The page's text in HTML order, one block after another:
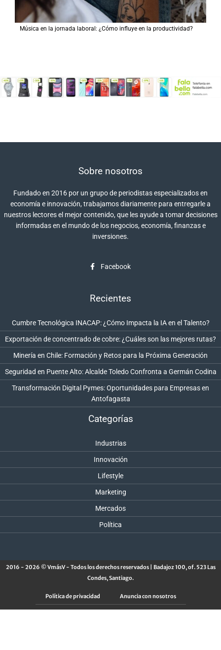
Música en la jornada laboral: ¿Cómo influye en la productividad?
Sobre nosotros
Fundado en 2016 por un grupo de periodistas especializados en
economía e innovación, trabajamos diariamente para entregarle a
nuestros lectores el mejor contenido, que les ayude a tomar decisiones
informadas en el mundo de los negocios, economía, finanzas e
inversiones.
Facebook
Recientes
Cumbre Tecnológica INACAP: ¿Cómo Impacta la IA en el Talento?
Exportación de concentrado de cobre: ¿Cuáles son las mejores rutas?
Minería en Chile: Formación y Retos para la Próxima Generación
Seguridad en Puente Alto: Alcalde Toledo Confronta a Germán Codina
Transformación Digital Pymes: Oportunidades para Empresas en
Antofagasta
Categorías
Industrias
Innovación
Lifestyle
Marketing
Mercados
Política
2016 - 2026 © VmásV - Todos los derechos reservados | Badajoz 100, of. 523 Las
Condes, Santiago.
Política de privacidad Anuncia con nosotros